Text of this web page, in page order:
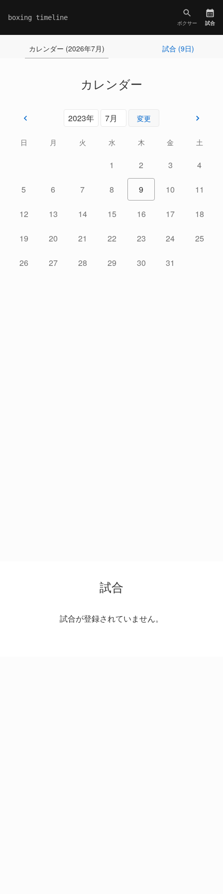
boxing timeline
ボクサー 試合
カレンダー (2026年7月) 試合 (9日)
カレンダー
変更
日 月 火 水 木 金 土
1 2 3 4
5 6 7 8 9 10 11
12 13 14 15 16 17 18
19 20 21 22 23 24 25
26 27 28 29 30 31
試合
試合が登録されていません。